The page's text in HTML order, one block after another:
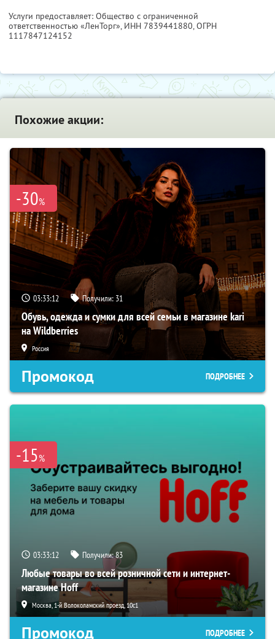
Услуги предоставляет: Общество с ограниченной
ответственностью «ЛенТорг», ИНН 7839441880, ОГРН
1117847124152
Похожие акции:
-30%
03:33:12 Получили: 31
Обувь, одежда и сумки для всей семьи в магазине kari
на Wildberries
Россия
Промокод ПОДРОБНЕЕ
-15%
03:33:12 Получили:83
Любые товары во всей розничной сети и интернет-
магазине Hoff
Москва, 1-й Волоколамский проезд, 10с1
Промокод ПОДРОБНЕЕ